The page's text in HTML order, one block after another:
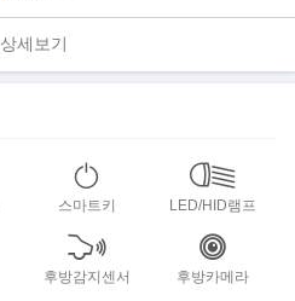
상세보기
스마트키 LED/HID램프
후방감지센서 후방카메라